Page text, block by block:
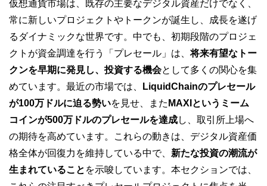
仮想通貨市場は、既存の主要なデジタル資産だけでなく、
常に新しいプロジェクトやトークンが誕生し、成長を遂げ
るダイナミックな世界です。中でも、初期段階のプロジェ
クトが資金調達を行う「プレセール」は、将来有望なトー
クンを早期に発見し、投資する機会として多くの関心を集
めています。最近の市場では、
LiquidChainのプレセール
が100万ドルに迫る勢いを見せ、また MAXIというミーム
コインが500万ドルのプレセールを達成し、取引所上場へ
の期待を高めています。これらの動きは、デジタル資産価
格全体が回復力を維持している中で、 新たな投資の潮流が
生まれていること を示唆しています。本セクションでは、